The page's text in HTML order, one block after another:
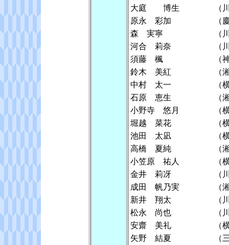
大庭 博生
（
原永 彩加
（
森 実寧
（
河合 莉奈
（
須藤 楓
（
鈴木 美紅
（
中村 太一
（
石原 恵生
（
小野寺 悠月
（
堀越 菜花
（
池田 太凪
（
高橋 夏純
（
小笠原 祐人
（
金井 莉冴
（
成田 帆乃実
（
新井 翔太
（
松永 尚也
（
安齋 美礼
（
矢野 結夏
（